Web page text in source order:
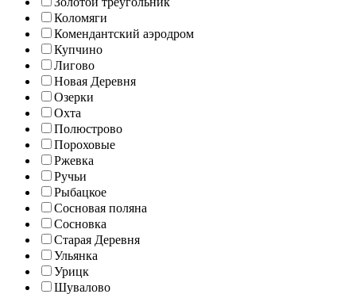
Коломяги
Комендантский аэродром
Купчино
Лигово
Новая Деревня
Озерки
Охта
Полюстрово
Пороховые
Ржевка
Ручьи
Рыбацкое
Сосновая поляна
Сосновка
Старая Деревня
Ульянка
Урицк
Шувалово